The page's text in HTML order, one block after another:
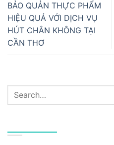
BẢO QUẢN THỰC PHẨM
HIỆU QUẢ VỚI DỊCH VỤ
HÚT CHÂN KHÔNG TẠI
CẦN THƠ